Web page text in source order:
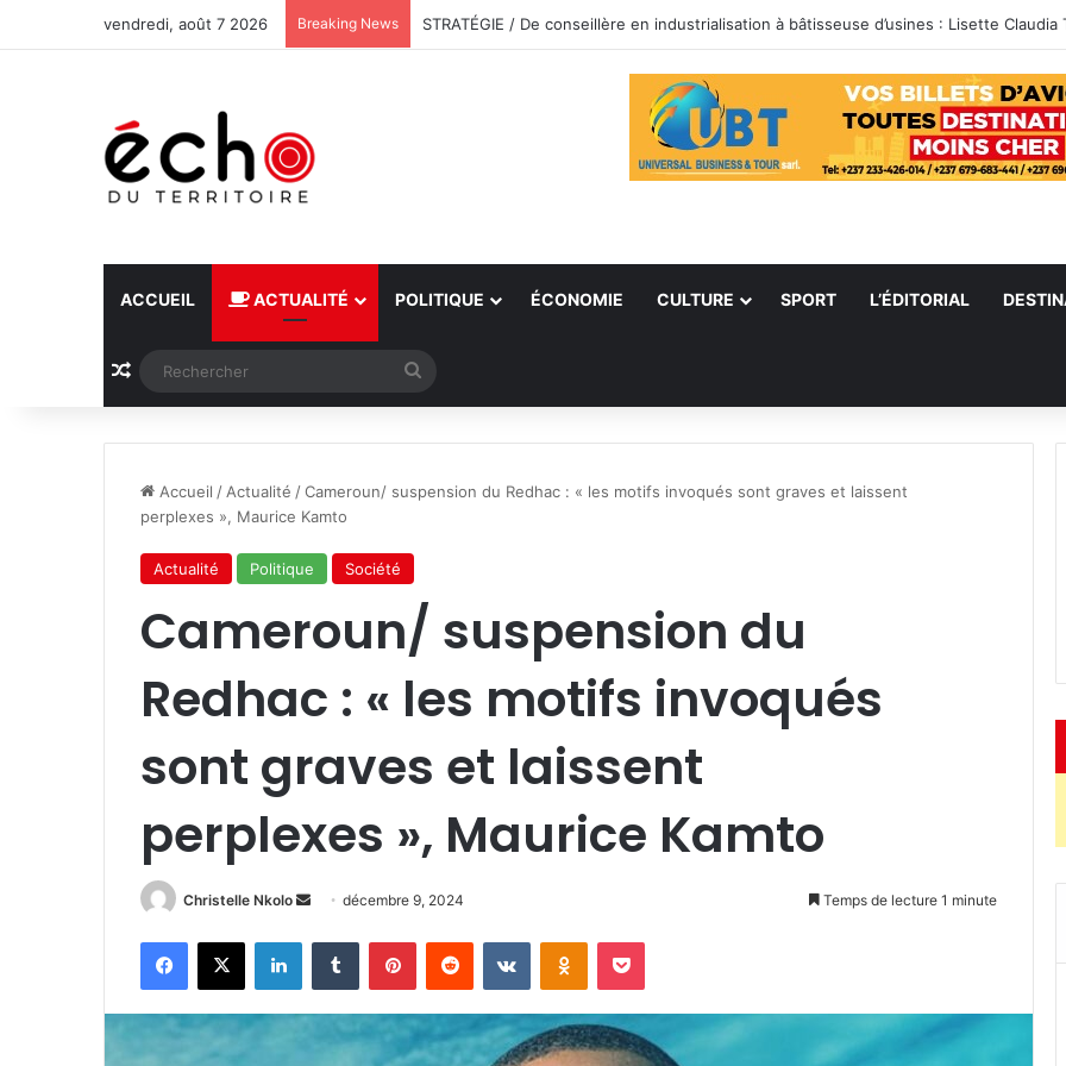
vendredi, août 7 2026 Breaking News
ACCUEIL ACTUALITÉ POLITIQUE ÉCONOMIE CULTURE SPORT L’ÉDITORIAL
Article Aléatoire
Accueil / Actualité /Cameroun/ suspension du Redhac : « les motifs invoqués sont graves et laissent
perplexes », Maurice Kamto
Actualité Politique Société
Cameroun/ suspension du
Redhac : « les motifs invoqués
sont graves et laissent
perplexes », Maurice Kamto
Christelle Nkolo
o
y
décembre 9, 2024 Temps de lecture 1 minute